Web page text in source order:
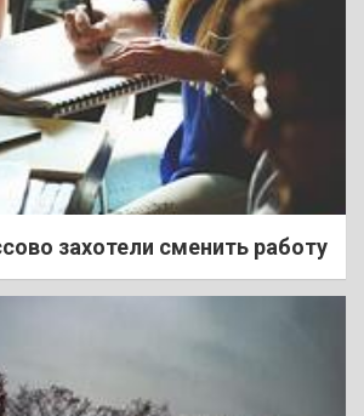
захотели сменить работу